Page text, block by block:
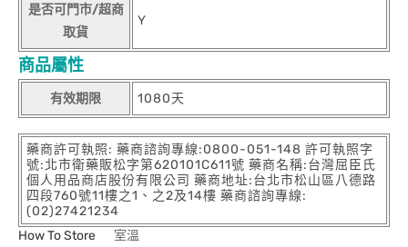
是否可門市/超商
取貨
Y
商品屬性
有效期限 1080天
藥商許可執照: 藥商諮詢專線:0800-051-148 許可執照字
號:北市衛藥販松字第620101C611號 藥商名稱:台灣屈臣氏
個人用品商店股份有限公司 藥商地址:台北市松山區八德路
四段760號11樓之1、之2及14樓 藥商諮詢專線:
(02)27421234
How To Store
室溫